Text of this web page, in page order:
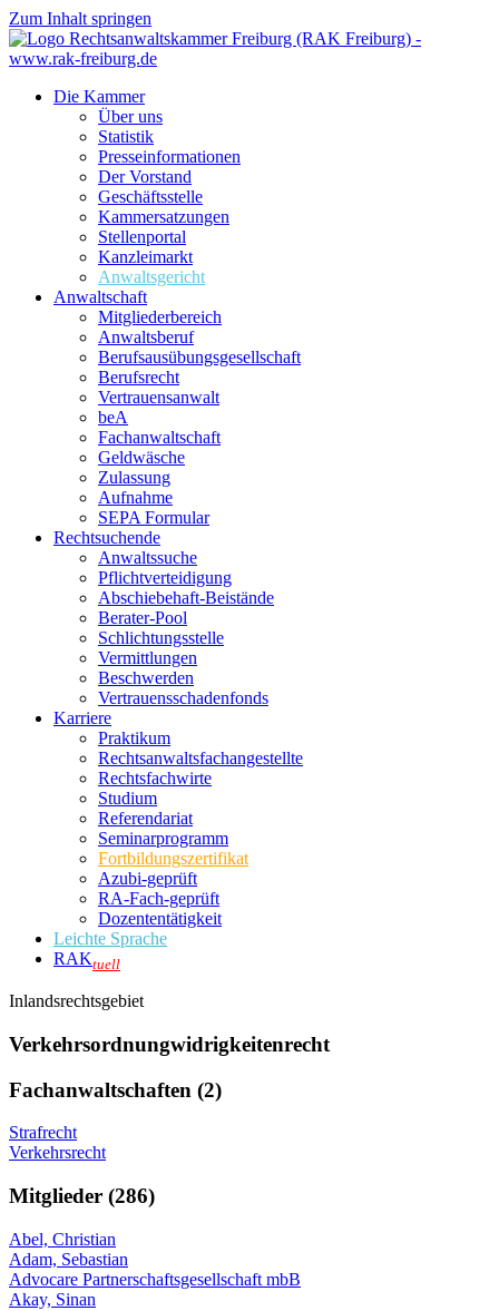
Zum Inhalt springen
Die Kammer
Über uns
Statistik
Presseinformationen
Der Vorstand
Geschäftsstelle
Kammersatzungen
Stellenportal
Kanzleimarkt
Anwaltsgericht
Anwaltschaft
Mitgliederbereich
Anwaltsberuf
Berufsausübungs­gesellschaft
Berufsrecht
Vertrauensanwalt
beA
Fachanwaltschaft
Geldwäsche
Zulassung
Aufnahme
SEPA Formular
Rechtsuchende
Anwaltssuche
Pflichtverteidigung
Abschiebehaft-Beistände
Berater-Pool
Schlichtungsstelle
Vermittlungen
Beschwerden
Vertrauensschadenfonds
Karriere
Praktikum
Rechtsanwalts­fachangestellte
Rechtsfachwirte
Studium
Referendariat
Seminarprogramm
Fortbildungszertifikat
Azubi-geprüft
RA-Fach-geprüft
Dozententätigkeit
Leichte Sprache
RAKtuell
Inlandsrechtsgebiet
Verkehrsordnungwidrigkeitenrecht
Fachanwaltschaften (2)
Strafrecht
Verkehrsrecht
Mitglieder (286)
Abel, Christian
Adam, Sebastian
Advocare Partnerschaftsgesellschaft mbB
Akay, Sinan